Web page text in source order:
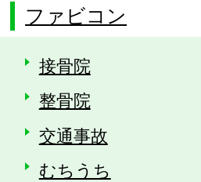
ファビコン
接骨院
整骨院
交通事故
むちうち